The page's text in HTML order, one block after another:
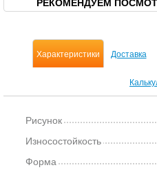
Характеристики Доставка
Рисунок
Износостойкость
Форма